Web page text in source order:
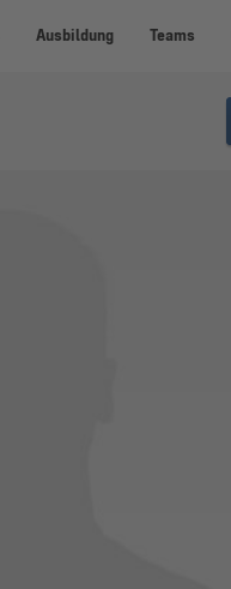
Ausbildung Teams